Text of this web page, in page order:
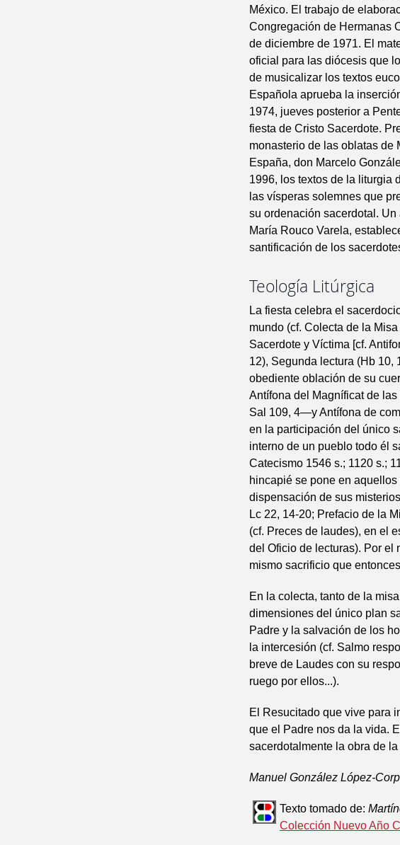
México. El trabajo de
Congregación de Hermanas
de diciembre de 1971. El
oficial para las diócesis que
de musicalizar los textos
Española aprueba la
1974, jueves posterior a
fiesta de Cristo Sacerdote.
monasterio de las oblatas de
España, don Marcelo
1996, los textos de la liturgia
las vísperas solemnes que
su ordenación sacerdotal.
María Rouco Varela,
santificación de los
Teología Litúrgica
La fiesta celebra el
mundo (cf. Colecta de la
Sacerdote y Víctima [cf.
12), Segunda lectura (Hb 10,
obediente oblación de su
Antífona del Magníficat de
Sal 109, 4—y Antífona de
en la participación del único
interno de un pueblo todo él
Catecismo 1546 s.; 1120 s.;
hincapié se pone en
dispensación de sus
Lc 22, 14-20; Prefacio de la
(cf. Preces de laudes), en el
del Oficio de lecturas). Por el
mismo sacrificio que
En la colecta, tanto de la
dimensiones del único plan
Padre y la salvación de los
la intercesión (cf. Salmo
breve de Laudes con su
ruego por ellos...).
El Resucitado que vive para
que el Padre nos da la vida.
sacerdotalmente la obra de
Manuel González López-
Texto tomado de:
Colección Nuevo Año